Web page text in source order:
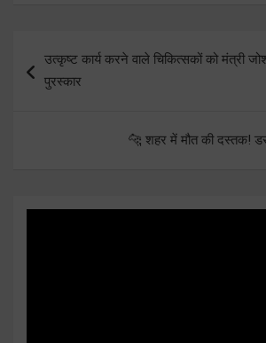
navigation
उत्कृष्ट कार्य करने वाले चिकित्सकों को मंत्री
पुरस्कार
🐆 शहर में मौत की दस्तक!